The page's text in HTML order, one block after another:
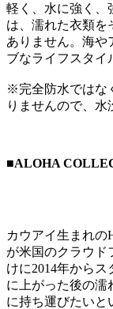
軽く、水に強く、
は、濡れた衣類を
ありません。海や
ブなライフスタイ
※完全防水ではな
りませんので、水
■ALOHA
カウアイ生まれの
が米国のクラウド
けに2014年から
に上がった後の濡
に持ち運びたいと